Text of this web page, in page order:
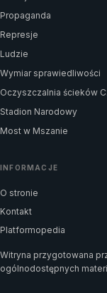
Propaganda
Represje
Ludzie
Wymiar sprawiedliwości
Oczyszczalnia ścieków
Stadion Narodowy
Most w Mszanie
INFORMACJE
O stronie
Kontakt
Platformopedia
Witryna przygotowana
ogólnodostępnych